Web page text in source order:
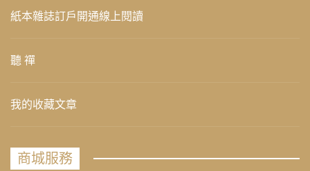
紙本雜誌訂戶開通線上閱讀
聽 禪
我的收藏文章
商城服務